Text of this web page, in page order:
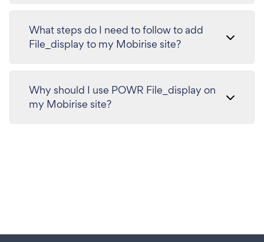
What steps do I need to follow to add
File_display to my Mobirise site?
Why should I use POWR File_display on
my Mobirise site?